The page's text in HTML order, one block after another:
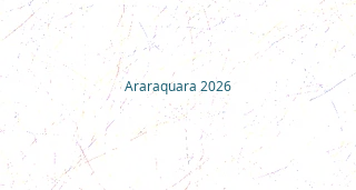
Araraquara 2026